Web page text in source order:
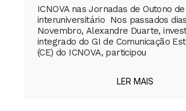
ICNOVA nas Jornadas de Outono
interuniversitário Nos passados
Novembro, Alexandre Duarte,
integrado do GI de Comunicação
(CE) do ICNOVA, participou
LER MAIS